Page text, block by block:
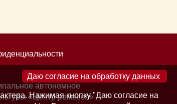
Нажимая кнопку "Даю согласие на
автономное
«Центр ремесел»